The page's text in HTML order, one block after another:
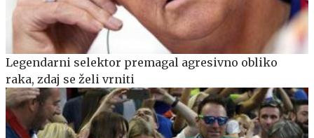
Legendarni selektor premagal agresivno obliko
raka, zdaj se želi vrniti